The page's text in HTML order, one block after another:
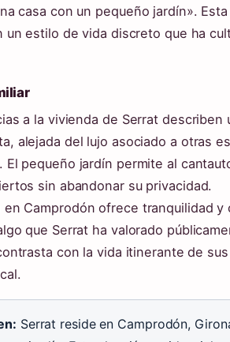
casa con un pequeño jardín».
un estilo de vida discreto que ha
a la vivienda de Serrat describen
alejada del lujo asociado a otras
El pequeño jardín permite al
sin abandonar su privacidad.
en Camprodón ofrece tranquilidad y
que Serrat ha valorado
con la vida itinerante de
Serrat reside en Camprodón,